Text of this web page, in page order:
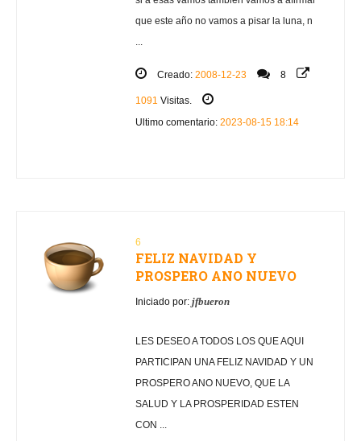
que este año no vamos a pisar la luna, n
...
Creado: 2008-12-23 8
1091 Visitas.
Ultimo comentario: 2023-08-15 18:14
6
FELIZ NAVIDAD Y
PROSPERO ANO NUEVO
Iniciado por: jfbueron
LES DESEO A TODOS LOS QUE AQUI
PARTICIPAN UNA FELIZ NAVIDAD Y UN
PROSPERO ANO NUEVO, QUE LA
SALUD Y LA PROSPERIDAD ESTEN
CON ...